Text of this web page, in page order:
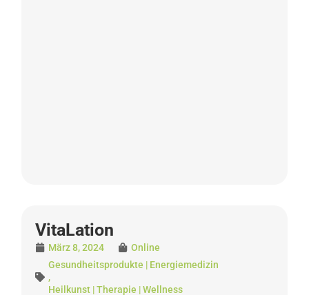
VitaLation
März 8, 2024
Online
Gesundheitsprodukte | Energiemedizin
,
Heilkunst | Therapie | Wellness